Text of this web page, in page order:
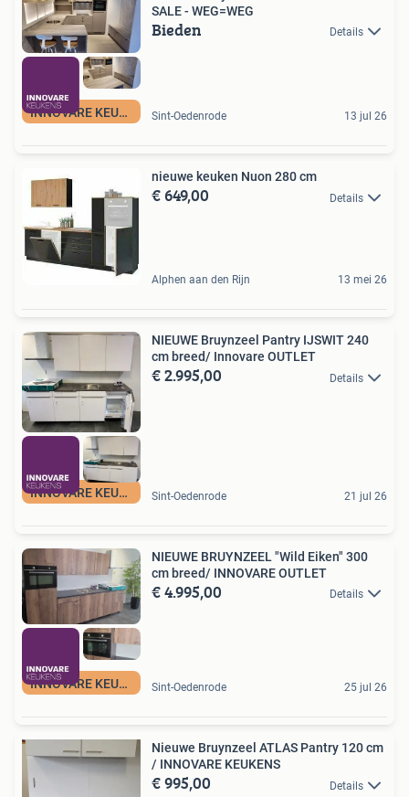
INNOVARE KEUKENS
SALE - WEG=WEG
Bieden Details
Sint-Oedenrode 13 jul 26
nieuwe keuken Nuon 280 cm
€ 649,00 Details
Alphen aan den Rijn 13 mei 26
INNOVARE KEUKENS
NIEUWE Bruynzeel Pantry IJSWIT 240
cm breed/ Innovare OUTLET
€ 2.995,00 Details
Sint-Oedenrode 21 jul 26
INNOVARE KEUKENS
NIEUWE BRUYNZEEL "Wild Eiken" 300
cm breed/ INNOVARE OUTLET
€ 4.995,00 Details
Sint-Oedenrode 25 jul 26
Nieuwe Bruynzeel ATLAS Pantry 120 cm
/ INNOVARE KEUKENS
€ 995,00 Details